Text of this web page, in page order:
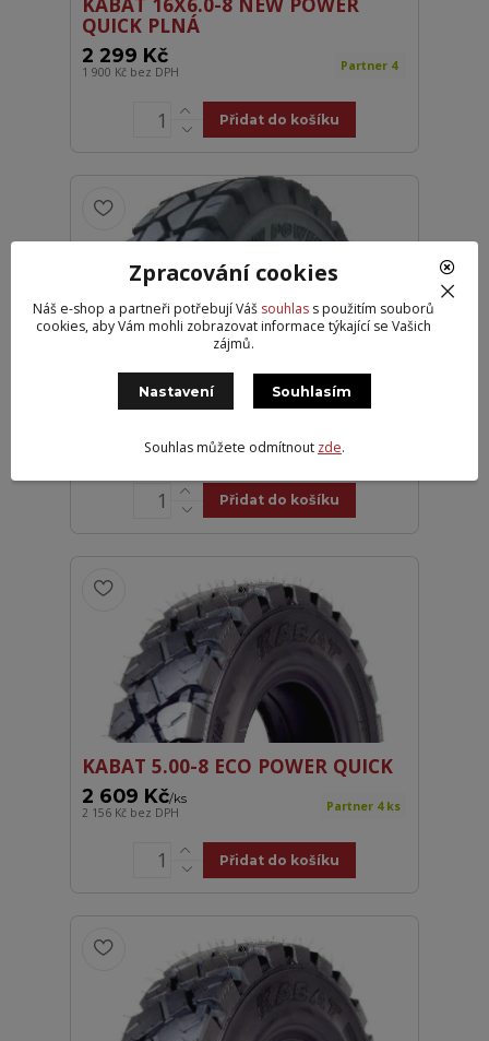
QUICK PLNÁ
2 299 Kč
1 900 Kč bez DPH Partner 4
Přidat do košíku
KABAT 18X7-8 NEW POWER
QUICK PLNÁ
/ ks
bez DPH Partner > 10 ks
Přidat do košíku
KABAT 5.00-8 ECO POWER QUICK
2 609 Kč/ks
2 156 Kč bez DPH Partner 4 ks
Přidat do košíku
Zpracování cookies
Náš e-shop a partneři potřebují Váš souhlass použitím souborů
cookies, aby Vám mohli zobrazovat informace týkající se Vašich
zájmů.
Nastavení Souhlasím
Souhlas můžete odmítnout zde.